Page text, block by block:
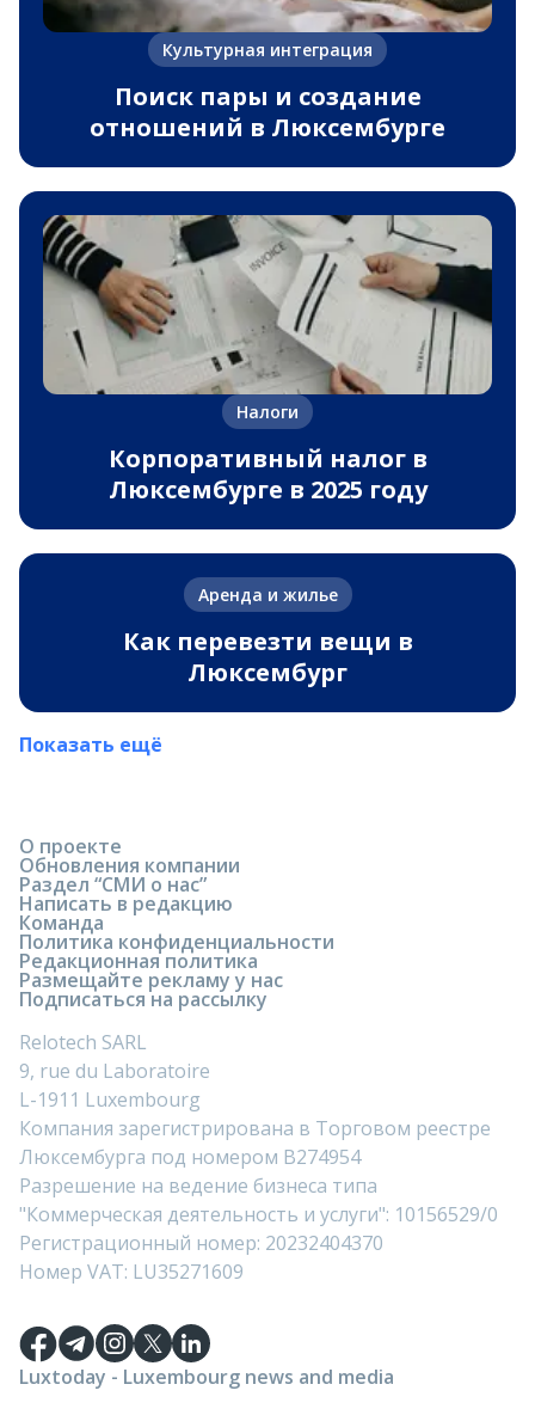
Культурная интеграция
Поиск пары и создание
отношений в Люксембурге
Налоги
Корпоративный налог в
Люксембурге в 2025 году
Аренда и жилье
Как перевезти вещи в
Люксембург
Показать ещё
О проекте
Обновления компании
Раздел “СМИ о нас”
Написать в редакцию
Команда
Политика конфиденциальности
Редакционная политика
Размещайте рекламу у нас
Подписаться на рассылку
Relotech SARL
9, rue du Laboratoire
L-1911 Luxembourg
Компания зарегистрирована в Торговом реестре
Люксембурга под номером B274954
Разрешение на ведение бизнеса типа
"Коммерческая деятельность и услуги": 10156529/0
Регистрационный номер: 20232404370
Номер VAT: LU35271609
Luxtoday - Luxembourg news and media